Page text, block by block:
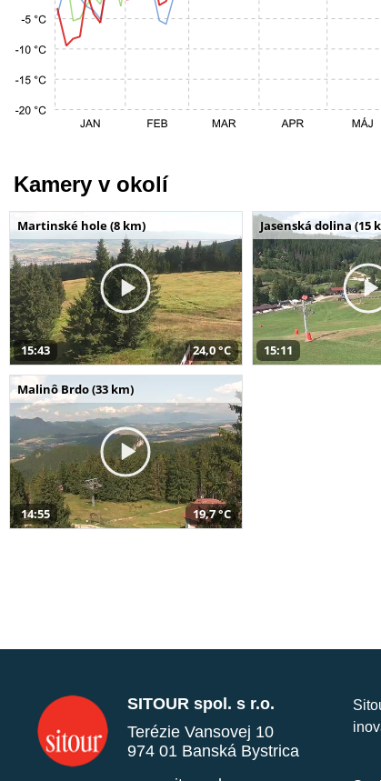
Kamery v okolí
Martinské hole (8 km)
15:43 24,0 °C
Jasenská dolina (15
15:11
Malinô Brdo (33 km)
14:55 19,7 °C
SITOUR spol. s r.o.
Terézie Vansovej 10
974 01 Banská Bystrica